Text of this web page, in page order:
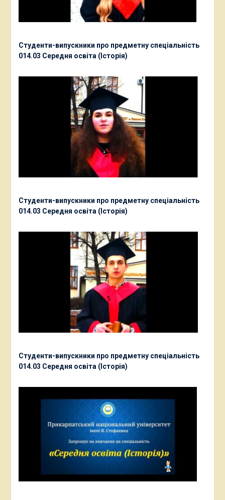
Студенти-випускники про предметну спеціальність
014.03 Середня освіта (Історія)
Студенти-випускники про предметну спеціальність
014.03 Середня освіта (Історія)
Студенти-випускники про предметну спеціальність
014.03 Середня освіта (Історія)